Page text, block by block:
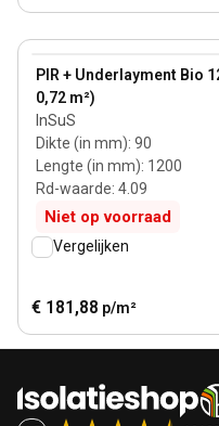
PIR + Underlayment Bio
0,72 m²)
InSuS
Dikte (in mm): 90
Lengte (in mm): 1200
Rd-waarde: 4.09
Niet op voorraad
View product
Vergelijken
€ 181,88 p/m²